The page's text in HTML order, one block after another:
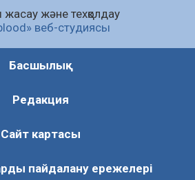
және техқолдау
веб-студиясы
Басшылық
Редакция
Сайт картасы
пайдалану ережелері